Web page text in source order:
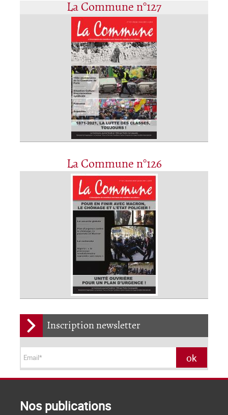
La Commune n°127
La Commune n°126
Inscription newsletter
Nos publications